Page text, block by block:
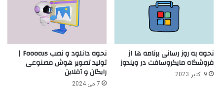
نحوه به روز رسانی برنامه ها از
فروشگاه مایکروسافت در ویندوز
9 اکتبر 2023
نحوه دانلود و نصب Fooocus |
تولید تصویر هوش مصنوعی
رایگان و آفلاین
7 می 2024